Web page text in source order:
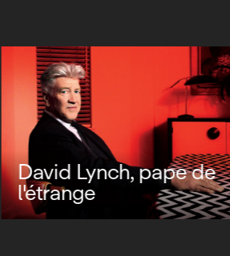
David Lynch, pape de
l'étrange